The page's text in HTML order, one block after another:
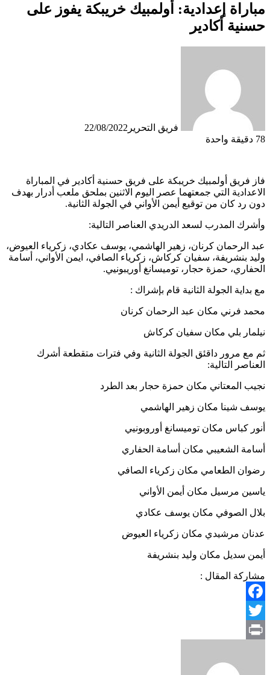
مباراة إعدادية: أولمبيك خريبكة يفوز على
حسنية أكادير
فريق التحرير 22/08/2022
78 دقيقة واحدة
فاز فريق أولمبيك خريبكة على فريق حسنية أكادير في المباراة
الاعدادية التي جمعتهما عصر اليوم الاثنين بملحق ملعب أدرار بهدف
دون رد كان من توقيع أيمن الأواني في الجولة الثانية.
وأشرك المدرب لسعد الدريدي العناصر التالية:
عبد الرحمان كرنان، زهير الهاشمي، يوسف عكادي، زكرياء العيوض،
وليد بنشريفة، سفيان كركاش، زكرياء الصافي، ايمن الأواني، أسامة
الحفاري، حمزة حجار، توميسانغ أوريبونيي.
مع بداية الجولة الثانية قام بإشراك :
محمد فرني مكان عبد الرحمان كرنان
نيلمار بلي مكان سفيان كركاش
ثم مع مرور داقئق الجولة الثانية وفي فترات متقطعة أشرك
العناصر التالية:
نجيب المعتاني مكان حمزة حجار بعد الطرد
يوسف شينا مكان زهير الهاشمي
أنور كباس مكان توميسانغ أوروبونيي
أسامة الشعيبي مكان أسامة الحفاري
رضوان الطعامي مكان زكرياء الصافي
ياسين مرسيل مكان أيمن الأواني
بلال الصوفي مكان يوسف عكادي
عدنان مرشيدي مكان زكرياء العيوض
أيمن سديل مكان وليد بنشريفة
مشاركة المقال :
Facebook
Twitter